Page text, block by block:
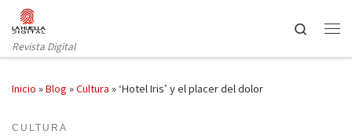
Saltar al contenido
Revista Digital
Search
Inicio »Blog »Cultura » ‘Hotel Iris’ y el placer del dolor
CULTURA